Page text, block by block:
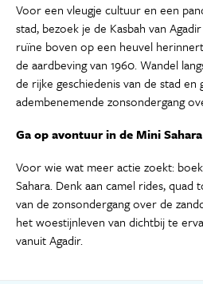
Voor een vleugje cultuur en een
stad, bezoek je de Kasbah van
ruïne boven op een heuvel
de aardbeving van 1960. Wandel
de rijke geschiedenis van de stad en
adembenemende zonsondergang
Ga op avontuur in de Mini Sahara
Voor wie wat meer actie zoekt:
Sahara. Denk aan camel rides,
van de zonsondergang over de
het woestijnleven van dichtbij te
vanuit Agadir.